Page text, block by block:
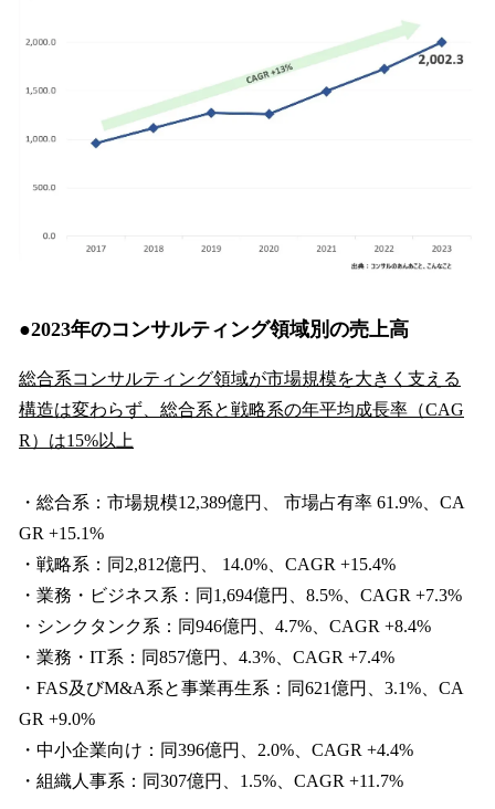
●2023年のコンサルティング領域別の売上高
総合系コンサルティング領域が市場規模を大きく支える
構造は変わらず、総合系と戦略系の年平均成長率（CAG
R）は15%以上
・総合系：市場規模12,389億円、 市場占有率 61.9%、CA
GR +15.1%
・戦略系：同2,812億円、 14.0%、CAGR +15.4%
・業務・ビジネス系：同1,694億円、8.5%、CAGR +7.3%
・シンクタンク系：同946億円、4.7%、CAGR +8.4%
・業務・IT系：同857億円、4.3%、CAGR +7.4%
・FAS及びM&A系と事業再生系：同621億円、3.1%、CA
GR +9.0%
・中小企業向け：同396億円、2.0%、CAGR +4.4%
・組織人事系：同307億円、1.5%、CAGR +11.7%